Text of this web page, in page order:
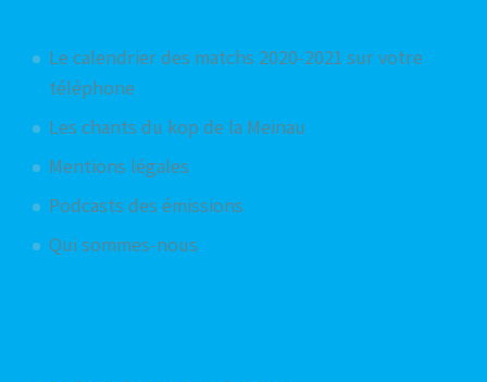
Le calendrier des matchs 2020-2021 sur votre
téléphone
Les chants du kop de la Meinau
Mentions légales
Podcasts des émissions
Qui sommes-nous